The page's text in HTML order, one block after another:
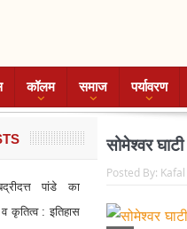
कॉलम समाज पर्यावरण
सोमेश्वर
Posted By:
पांडे का
व कृतित्व : इतिहास